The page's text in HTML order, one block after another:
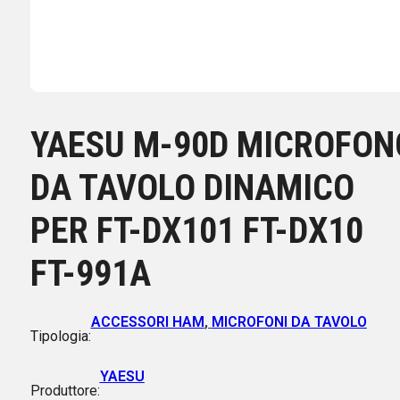
YAESU M-90D
DA TAVOLO DINAMICO
PER FT-DX101 FT-DX10
FT-991A
Tipologia:
ACCESSORI HAM, MICROFONI DA TAVOLO
Produttore:
YAESU